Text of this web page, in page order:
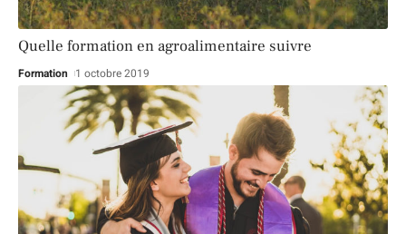
Quelle formation en agroalimentaire suivre
Formation 1 octobre 2019